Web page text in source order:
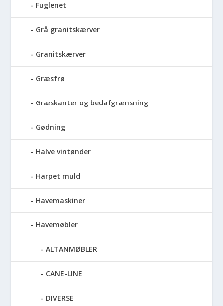
Fuglenet
Grå granitskærver
Granitskærver
Græsfrø
Græskanter og bedafgrænsning
Gødning
Halve vintønder
Harpet muld
Havemaskiner
Havemøbler
ALTANMØBLER
CANE-LINE
DIVERSE